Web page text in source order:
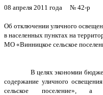
08 апреля 2011 года № 42-р
Об отключении уличного
в населенных пунктах на
МО «Винницкое сельское
В целях экономии
содержание уличного
сельское поселение», а